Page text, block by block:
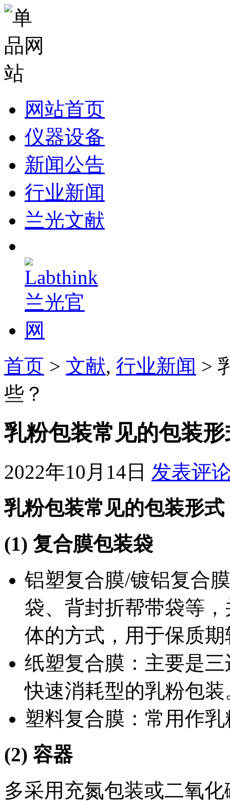
网站首页
仪器设备
新闻公告
行业新闻
兰光文献
首页 > 文献, 行业新闻 >
些？
乳粉包装常见的包装
2022年10月14日 发表评
乳粉包装常见的包装形式
(1) 复合膜包装袋
铝塑复合膜/镀铝复合
袋、背封折帮带袋等
体的方式，用于保质
纸塑复合膜：主要是
快速消耗型的乳粉包装
塑料复合膜：常用作
(2) 容器
多采用充氮包装或二氧